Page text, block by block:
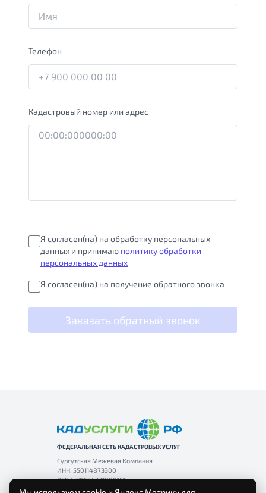
Телефон
Кадастровый номер или адрес
Я согласен(на) на обработку персональных
данных и принимаю политику обработки
персональных данных
Я согласен(на) на получение обратного звонка
Заказать обратный звонок
ФЕДЕРАЛЬНАЯ СЕТЬ КАДАСТРОВЫХ УСЛУГ
Сургутская Межевая Компания
ИНН: 550114873300
ОГРН: 311554331800151